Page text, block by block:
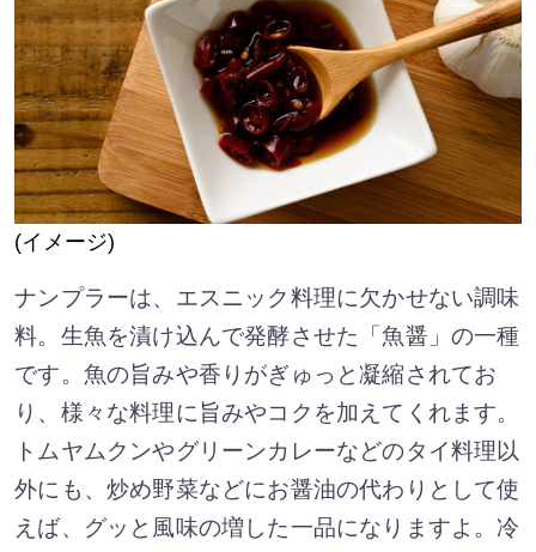
(イメージ)
ナンプラーは、エスニック料理に欠かせない調味
料。生魚を漬け込んで発酵させた「魚醤」の一種
です。魚の旨みや香りがぎゅっと凝縮されてお
り、様々な料理に旨みやコクを加えてくれます。
トムヤムクンやグリーンカレーなどのタイ料理以
外にも、炒め野菜などにお醤油の代わりとして使
えば、グッと風味の増した一品になりますよ。冷